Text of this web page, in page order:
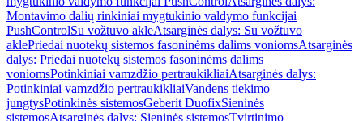
Montavimo dalių rinkiniai mygtukinio valdymo funkcijai
PushControlSu vožtuvo akleAtsarginės dalys: Su vožtuvo
aklePriedai nuotekų sistemos fasoninėms dalims voniomsAtsarginės
dalys: Priedai nuotekų sistemos fasoninėms dalims
voniomsPotinkiniai vamzdžio pertraukikliaiAtsarginės dalys:
Potinkiniai vamzdžio pertraukikliaiVandens tiekimo
jungtysPotinkinės sistemosGeberit DuofixSieninės
sistemosAtsarginės dalys: Sieninės sistemosTvirtinimo